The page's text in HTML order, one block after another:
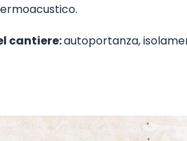
cantiere:autoportanza,